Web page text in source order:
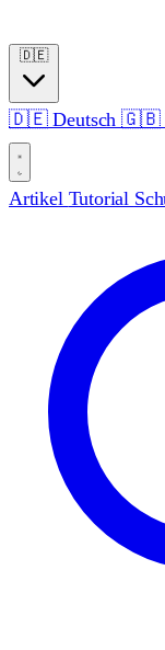
🇩🇪
🇩🇪Deutsch🇬🇧
Artikel Tutorial